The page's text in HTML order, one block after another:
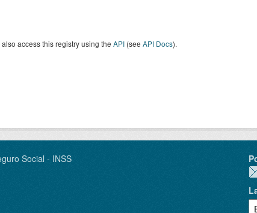
also access this registry using the API (see API Docs).
Social - INSS